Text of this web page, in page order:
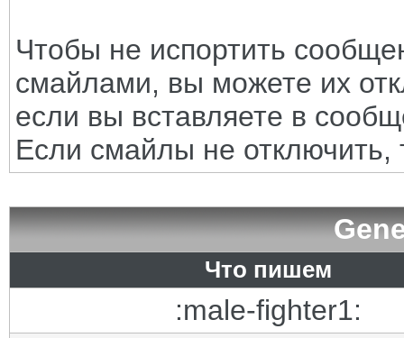
Чтобы не испортить
смайлами, вы можете их
если вы вставляете в
Если смайлы не отключить,
Что пишем
:male-fighter1: